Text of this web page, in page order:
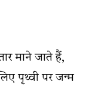
माने जाते हैं,
पृथ्वी पर जन्म